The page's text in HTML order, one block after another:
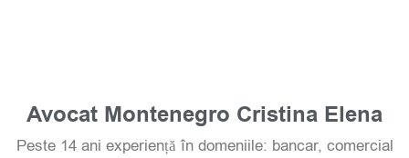
Avocat Montenegro Cristina Elena
Peste 14 ani experiență în domeniile: bancar, comercial